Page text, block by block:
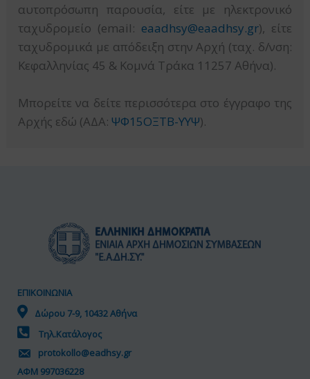
αυτοπρόσωπη παρουσία, είτε με ηλεκτρονικό
ταχυδρομείο (email: eaadhsy@eaadhsy.gr), είτε
ταχυδρομικά με απόδειξη στην Αρχή (ταχ. δ/νση:
Κεφαλληνίας 45 & Κομνά Τράκα 11257 Αθήνα).
Μπορείτε να δείτε περισσότερα στο έγγραφο της
Αρχής εδώ (ΑΔΑ: ΨΦ15ΟΞΤΒ-ΥΥΨ).
ΕΠΙΚΟΙΝΩΝΙΑ
Δώρου 7-9, 10432 Αθήνα
Τηλ.Κατάλογος
protokollo@eadhsy.gr
ΑΦΜ 997036228